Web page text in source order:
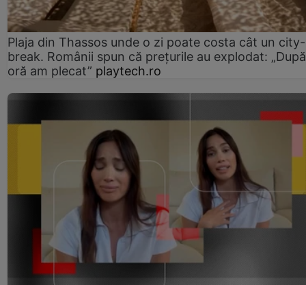
Plaja din Thassos unde o zi poate costa cât un city-
break. Românii spun că prețurile au explodat:
oră am plecat” playtech.ro